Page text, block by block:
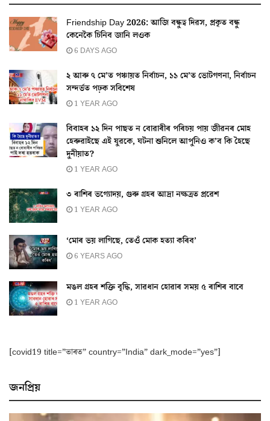
Friendship Day 2026: আজি বন্ধুত্ব দিৱস, প্ৰকৃত বন্ধু
কেনেকৈ চিনিব জানি লওক
6 DAYS AGO
২ আৰু ৭ মে’ত পঞ্চায়ত নিৰ্বাচন, ১১ মে’ত ভোটগণনা, নিৰ্বাচন
সন্দৰ্ভত পঢ়ক সবিশেষ
1 YEAR AGO
বিবাহৰ ১২ দিন পাছত ন বোৱাৰীৰ পৰিচয় পায় জীৱনৰ মোহ
হেৰুৱাইছে এই যুৱকে, ঘটনা শুনিলে আপুনিও ক’ব কি হৈছে
দুনীয়াত?
1 YEAR AGO
৩ ৰাশিৰ ভগ্যোদয়, গুৰু গ্ৰহৰ আদ্ৰা নক্ষত্ৰত প্ৰৱেশ
1 YEAR AGO
‘মোৰ ভয় লাগিছে, তেওঁ মোক হত্যা কৰিব’
6 YEARS AGO
মঙল গ্ৰহৰ শক্তি বৃদ্ধি, সাৱধান হোৱাৰ সময় ৫ ৰাশিৰ বাবে
1 YEAR AGO
[covid19 title=”ভাৰত” country=”India” dark_mode=”yes”]
জনপ্ৰিয়